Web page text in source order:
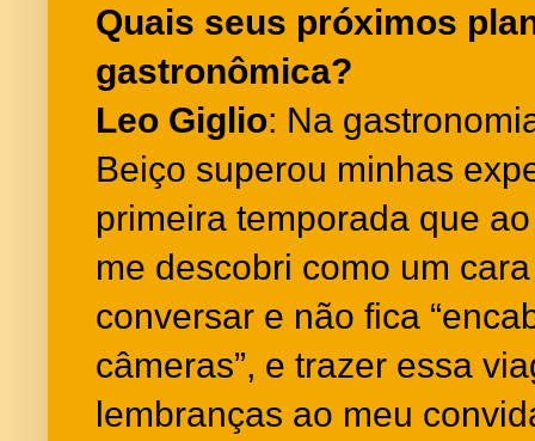
Quais seus próximos
gastronômica?
Leo Giglio: Na
Beiço superou minhas
primeira temporada que
me descobri como um
conversar e não fica
câmeras”, e trazer essa
lembranças ao meu